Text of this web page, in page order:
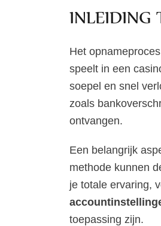
INLEIDING
Het
speelt in een
soepel en snel
zoals
ontvangen.
Een belangrijk
methode kunnen
je totale ervaring,
toepassing zijn.